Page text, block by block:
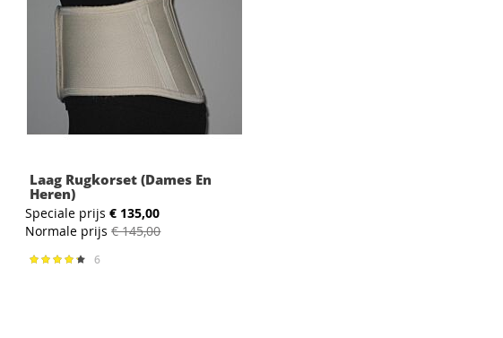
Laag Rugkorset (dames En
Heren)
Speciale prijs € 135,00
Normale prijs € 145,00
Waardering:
6